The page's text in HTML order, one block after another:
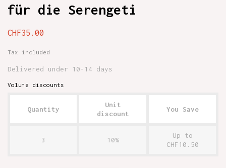
für die Serengeti
CHF35.00
Tax included
Delivered under 10-14 days
Volume discounts
Quantity
Unit
discount
You Save
3 10%
Up to
CHF10.50